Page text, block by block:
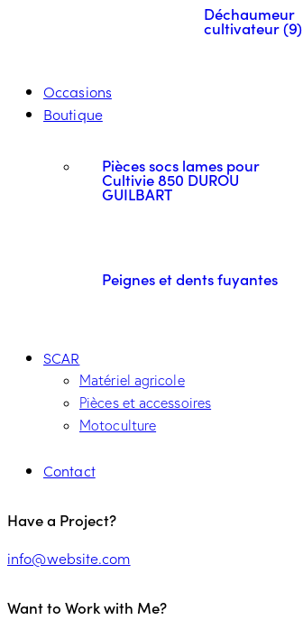
Déchaumeur
cultivateur (9)
Occasions
Boutique
Pièces socs lames pour
Cultivie 850 DUROU
GUILBART
Peignes et dents fuyantes
SCAR
Matériel agricole
Pièces et accessoires
Motoculture
Contact
Have a Project?
info@website.com
Want to Work with Me?